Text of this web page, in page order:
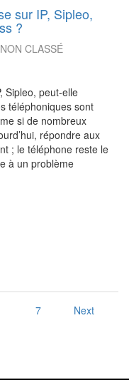
sur IP, Sipleo,
?
NON CLASSÉ
Sipleo, peut-elle
téléphoniques sont
si de nombreux
répondre aux
; le téléphone reste le
à un problème
7 Next